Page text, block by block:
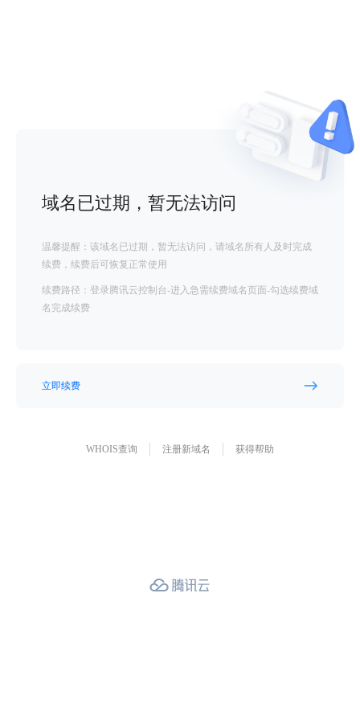
域名已过期，暂无法访问
温馨提醒：该域名已过期，暂无法访问，请域名所有人及时完成
续费，续费后可恢复正常使用
续费路径：登录腾讯云控制台-进入急需续费域名页面-勾选续费域
名完成续费
立即续费
WHOIS查询 注册新域名 获得帮助